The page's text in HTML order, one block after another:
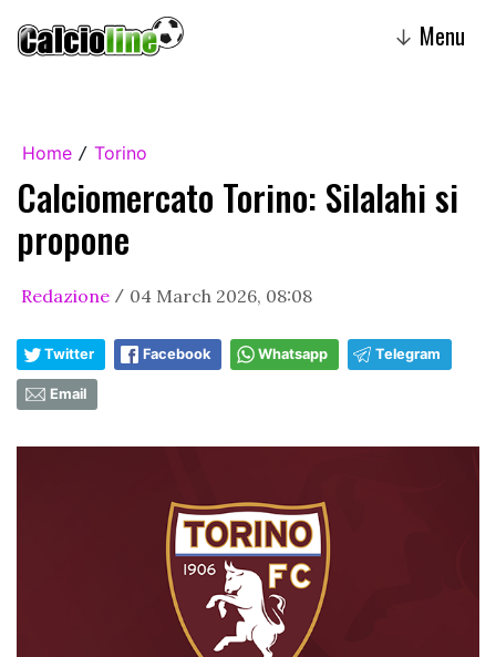
↓ Menu
Home / Torino
Calciomercato Torino: Silalahi si
propone
Redazione / 04 March 2026, 08:08
Twitter Facebook Whatsapp Telegram
Email